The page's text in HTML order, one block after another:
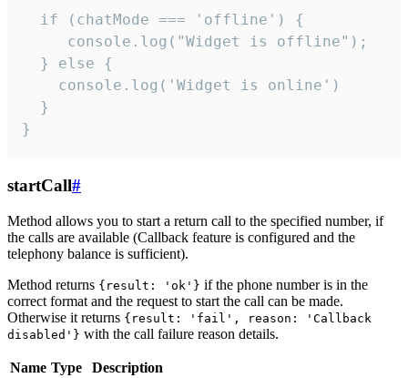
  if (chatMode === 'offline') {
     console.log("Widget is offline");
  } else {
    console.log('Widget is online')
  }
}
startCall#
Method allows you to start a return call to the specified number, if
the calls are available (Callback feature is configured and the
telephony balance is sufficient).
Method returns {result: 'ok'} if the phone number is in the
correct format and the request to start the call can be made.
Otherwise it returns {result: 'fail', reason: 'Callback
disabled'} with the call failure reason details.
Name Type
Description